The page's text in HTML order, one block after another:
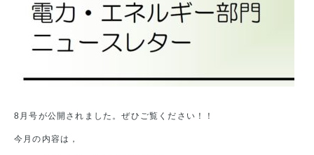
8月号が公開されました。ぜひご覧ください！！
今月の内容は，